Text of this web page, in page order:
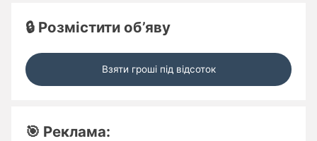
🔒 Розмістити об’яву
Взяти гроші під відсоток
🎯 Реклама: